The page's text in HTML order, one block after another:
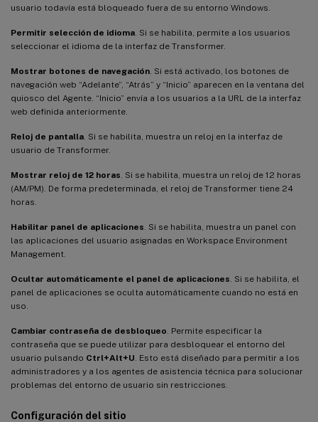
usuario todavía está bloqueado fuera de su entorno Windows.
Permitir selección de idioma . Si se habilita, permite a los usuarios
seleccionar el idioma de la interfaz de Transformer.
Mostrar botones de navegación . Si está activado, los botones de
navegación web “Adelante”, “Atrás” y “Inicio” aparecen en la ventana del
quiosco del Agente. “Inicio” envía a los usuarios a la URL de la interfaz
web definida anteriormente.
Reloj de pantalla . Si se habilita, muestra un reloj en la interfaz de
usuario de Transformer.
Mostrar reloj de 12 horas . Si se habilita, muestra un reloj de 12 horas
(AM/PM). De forma predeterminada, el reloj de Transformer tiene 24
horas.
Habilitar panel de aplicaciones . Si se habilita, muestra un panel con
las aplicaciones del usuario asignadas en Workspace Environment
Management.
Ocultar automáticamente el panel de aplicaciones . Si se habilita, el
panel de aplicaciones se oculta automáticamente cuando no está en
uso.
Cambiar contraseña de desbloqueo . Permite especificar la
contraseña que se puede utilizar para desbloquear el entorno del
usuario pulsando Ctrl+Alt+U . Esto está diseñado para permitir a los
administradores y a los agentes de asistencia técnica para solucionar
problemas del entorno de usuario sin restricciones.
Configuración del sitio